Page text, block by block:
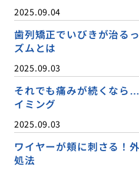
2025.09.04
歯列矯正でいびきが治る
ズムとは
2025.09.03
それでも痛みが続くなら
イミング
2025.09.03
ワイヤーが頬に刺さる！
処法